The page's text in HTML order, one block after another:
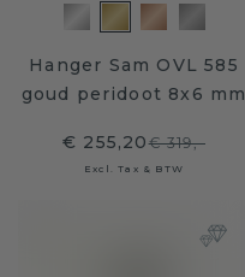
Hanger Sam OVL 585
goud peridoot 8x6 mm
€ 255,20€ 319,-
Excl. Tax & BTW